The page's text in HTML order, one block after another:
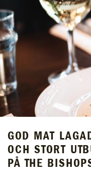
GOD MAT
OCH STORT
PÅ THE